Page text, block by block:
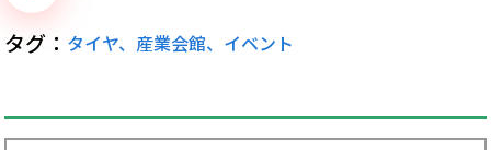
タグ： タイヤ、産業会館、イベント